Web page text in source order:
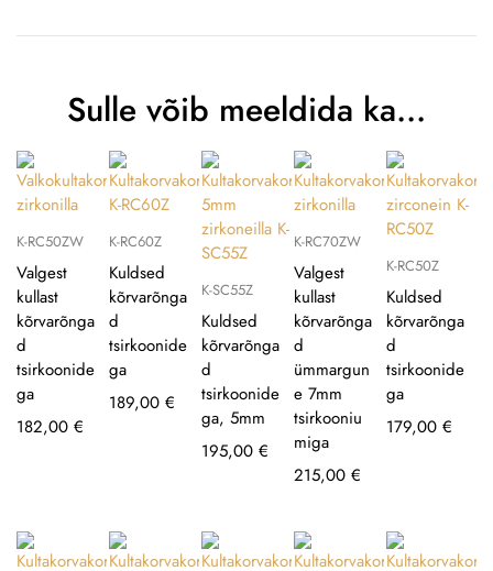
Sulle võib meeldida ka…
K-RC50ZW
Valgest
kullast
kõrvarõnga
d
tsirkoonide
ga
182,00 €
K-RC60Z
Kuldsed
kõrvarõnga
d
tsirkoonide
ga
189,00 €
K-SC55Z
Kuldsed
kõrvarõnga
d
tsirkoonide
ga, 5mm
195,00 €
K-RC70ZW
Valgest
kullast
kõrvarõnga
d
ümmargun
e 7mm
tsirkooniu
miga
215,00 €
K-RC50Z
Kuldsed
kõrvarõnga
d
tsirkoonide
ga
179,00 €